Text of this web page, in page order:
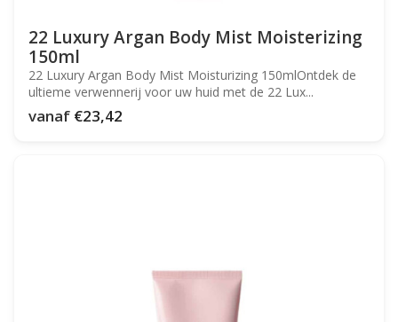
22 Luxury Argan Body Mist Moisterizing
150ml
22 Luxury Argan Body Mist Moisturizing 150mlOntdek de
ultieme verwennerij voor uw huid met de 22 Lux...
vanaf €23,42